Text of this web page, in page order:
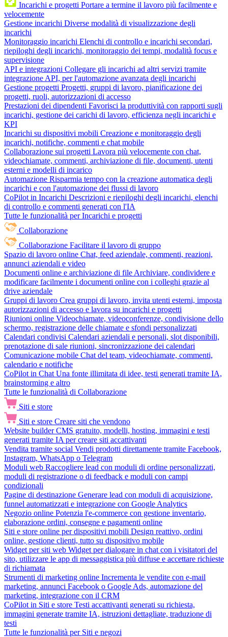
Incarichi e progetti Portare a termine il lavoro più facilmente e
velocemente
Gestione incarichi Diverse modalità di visualizzazione degli
incarichi
Monitoraggio incarichi Elenchi di controllo e incarichi secondari,
riepiloghi degli incarichi, monitoraggio dei tempi, modalità focus e
supervisione
API e integrazioni Collegare gli incarichi ad altri servizi tramite
integrazione API, per l'automazione avanzata degli incarichi
Gestione progetti Progetti, gruppi di lavoro, pianificazione dei
progetti, ruoli, autorizzazioni di accesso
Prestazioni dei dipendenti Favorisci la produttività con rapporti sugli
incarichi, gestione dei carichi di lavoro, efficienza negli incarichi e
KPI
Incarichi su dispositivi mobili Creazione e monitoraggio degli
incarichi, notifiche, commenti e chat mobile
Collaborazione sui progetti Lavora più velocemente con chat,
videochiamate, commenti, archiviazione di file, documenti, utenti
esterni e modelli di incarico
Automazione Risparmia tempo con la creazione automatica degli
incarichi e con l'automazione dei flussi di lavoro
CoPilot in Incarichi Descrizioni e riepiloghi degli incarichi, elenchi
di controllo e commenti generati con l'IA
Tutte le funzionalità per Incarichi e progetti
Collaborazione
Collaborazione Facilitare il lavoro di gruppo
Spazio di lavoro online Chat, feed aziendale, commenti, reazioni,
annunci aziendali e video
Documenti online e archiviazione di file Archiviare, condividere e
modificare facilmente i documenti online con i colleghi grazie al
drive aziendale
Gruppi di lavoro Crea gruppi di lavoro, invita utenti esterni, imposta
autorizzazioni di accesso e lavora su incarichi e progetti
Riunioni online Videochiamate, videoconferenze, condivisione dello
schermo, registrazione delle chiamate e sfondi personalizzati
Calendari condivisi Calendari aziendali e personali, slot disponibili,
prenotazione di sale riunioni, sincronizzazione dei calendari
Comunicazione mobile Chat del team, videochiamate, commenti,
calendario e notifiche
CoPilot in Chat Una fonte illimitata di idee, testi generati tramite IA,
brainstorming e altro
Tutte le funzionalità di Collaborazione
Siti e store
Siti e store Creare siti che vendono
Website builder CMS gratuito, modelli, hosting, immagini e testi
generati tramite IA per creare siti accattivanti
Vendita tramite social Vendi prodotti direttamente tramite Facebook,
Instagram, WhatsApp o Telegram
Moduli web Raccogliere lead con moduli di ordine personalizzati,
moduli di registrazione o di feedback e moduli con campi
condizionali
Pagine di destinazione Generare lead con moduli di acquisizione,
funnel automatizzati e integrazione con Google Analytics
Negozio online Potenzia l'e-commerce con gestione inventario,
elaborazione ordini, consegne e pagamenti online
Siti e store online per dispositivi mobili Design reattivo, ordini
online, gestione clienti, tutto su dispositivo mobile
Widget per siti web Widget per dialogare in chat con i visitatori del
sito, utilizzare le app di messaggistica più diffuse e accettare richieste
di richiamata
Strumenti di marketing online Incrementa le vendite con e-mail
marketing, annunci Facebook o Google Ads, automazione del
marketing, integrazione con il CRM
CoPilot in Siti e store Testi accattivanti generati su richiesta,
immagini generate tramite IA, istruzioni dettagliate, traduzione di
testi
Tutte le funzionalità per Siti e negozi